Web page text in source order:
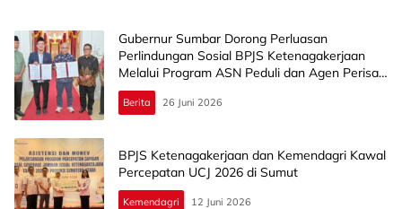
Gubernur Sumbar Dorong Perluasan
Perlindungan Sosial BPJS Ketenagakerjaan
Melalui Program ASN Peduli dan Agen Perisai
Karang Taruna
Berita 26 Juni 2026
BPJS Ketenagakerjaan dan Kemendagri Kawal
Percepatan UCJ 2026 di Sumut
Kemendagri 12 Juni 2026